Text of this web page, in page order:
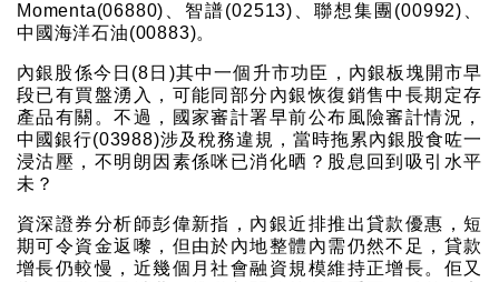
Momenta(06880)、智譜(02513)、聯想集團(00992)、
中國海洋石油(00883)。
內銀股係今日(8日)其中一個升市功臣，內銀板塊開市早
段已有買盤湧入，可能同部分內銀恢復銷售中長期定存
產品有關。不過，國家審計署早前公布風險審計情況，
中國銀行(03988)涉及稅務違規，當時拖累內銀股食咗一
浸沽壓，不明朗因素係咪已消化晒？股息回到吸引水平
未？
資深證券分析師彭偉新指，內銀近排推出貸款優惠，短
期可令資金返嚟，但由於內地整體內需仍然不足，貸款
增長仍較慢，近幾個月社會融資規模維持正增長。佢又